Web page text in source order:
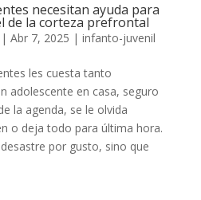
necesitan ayuda para
de la corteza prefrontal
| Abr 7, 2025 | infanto-juvenil
les cuesta tanto
adolescente en casa, seguro
la agenda, se le olvida
o deja todo para última hora.
por gusto, sino que